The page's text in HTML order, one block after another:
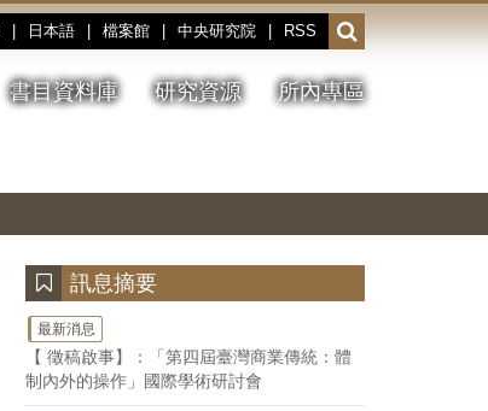
日本語 檔案館 中央研究院 RSS
開
啟
或
收
書目資料庫 研究資源 所內專區
停、
圖
圖
結
訊息摘要
最新消息
【 徵稿啟事】：「第四屆臺灣商業傳統：體
制內外的操作」國際學術研討會